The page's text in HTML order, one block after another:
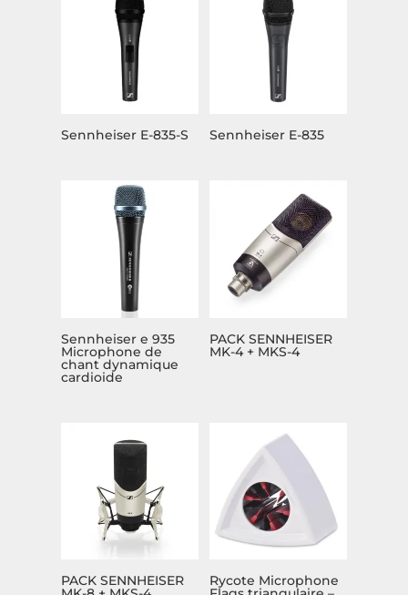
Sennheiser E-835-S Sennheiser E-835
Sennheiser e 935
Microphone de
chant dynamique
cardioide
PACK SENNHEISER
MK-4 + MKS-4
PACK SENNHEISER Rycote Microphone